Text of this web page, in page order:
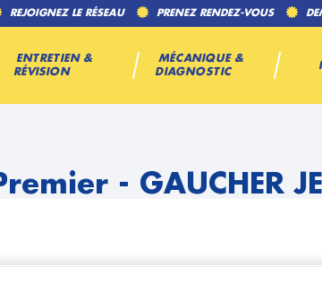
REJOIGNEZ LE RÉSEAU PRENEZ RENDEZ-VOUS
ENTRETIEN &
RÉVISION
MÉCANIQUE &
DIAGNOSTIC
- GAUCHER